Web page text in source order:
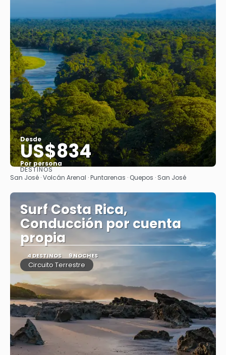
Desde
US$834
Por persona
Ver
DESTINOS
San José · Volcán Arenal · Puntarenas · Quepos · San José
Surf Costa Rica,
Conducción por cuenta
propia
4 DESTINOS 9 NOCHES
Circuito Terrestre